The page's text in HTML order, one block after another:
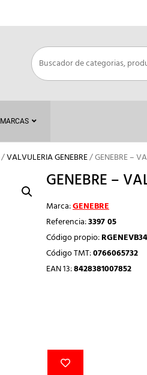
MARCAS
/VALVULERIA GENEBRE/ GENEBRE –
GENEBRE –
Marca:GENEBRE
Referencia:3397 05
Código propio:
Código TMT:0766065732
EAN 13:8428381007852